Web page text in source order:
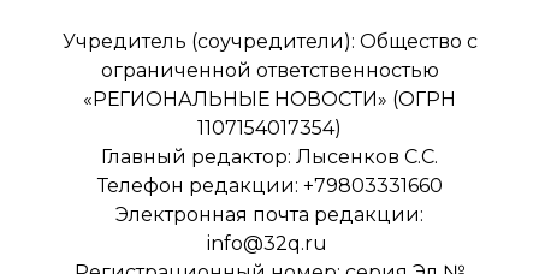
Учредитель (соучредители): Общество с
ограниченной ответственностью
«РЕГИОНАЛЬНЫЕ НОВОСТИ» (ОГРН
1107154017354)
Главный редактор: Лысенков С.С.
Телефон редакции: +79803331660
Электронная почта редакции:
info@32q.ru